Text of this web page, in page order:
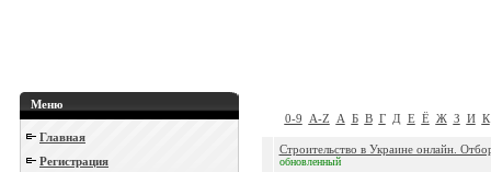
Меню
Главная
Регистрация
0-9 A-Z А Б В Г Д Е Ё Ж З И К
Строительство в Украине онлайн.
обновленный